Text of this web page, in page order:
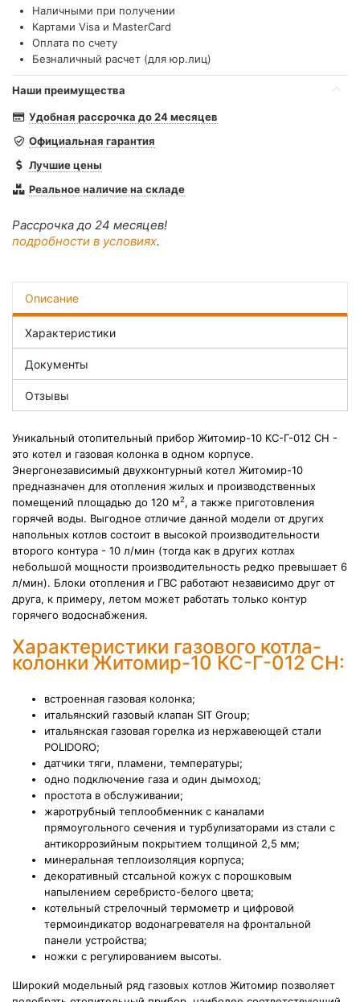
Наличными при получении
Картами Visa и MasterCard
Оплата по счету
Безналичный расчет (для юр.лиц)
Наши преимущества
Удобная рассрочка до 24 месяцев
Официальная гарантия
Лучшие цены
Реальное наличие на складе
Рассрочка до 24 месяцев!
подробности в условиях.
Описание
Характеристики
Документы
Отзывы
Уникальный отопительный прибор Житомир-10 КС-Г-012 СН -
это котел и газовая колонка в одном корпусе.
Энергонезависимый двухконтурный котел Житомир-10
предназначен для отопления жилых и производственных
помещений площадью до 120 м2, а также приготовления
горячей воды. Выгодное отличие данной модели от других
напольных котлов состоит в высокой производительности
второго контура - 10 л/мин (тогда как в других котлах
небольшой мощности производительность редко превышает 6
л/мин). Блоки отопления и ГВС работают независимо друг от
друга, к примеру, летом может работать только контур
горячего водоснабжения.
Характеристики газового котла-
колонки Житомир-10 КС-Г-012 СН:
встроенная газовая колонка;
итальянский газовый клапан SIT Group;
итальянская газовая горелка из нержавеющей стали
POLIDORO;
датчики тяги, пламени, температуры;
одно подключение газа и один дымоход;
простота в обслуживании;
жаротрубный теплообменник с каналами
прямоугольного сечения и турбулизаторами из стали с
антикоррозийным покрытием толщиной 2,5 мм;
минеральная теплоизоляция корпуса;
декоративный стсальной кожух с порошковым
напылением серебристо-белого цвета;
котельный стрелочный термометр и цифровой
термоиндикатор водонагревателя на фронтальной
панели устройства;
ножки с регулированием высоты.
Широкий модельный ряд газовых котлов Житомир позволяет